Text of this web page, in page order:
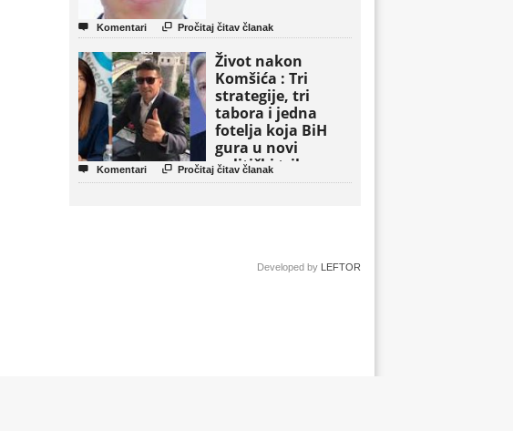
 Komentari  Pročitaj čitav članak
Život nakon
Komšića : Tri
strategije, tri
tabora i jedna
fotelja koja BiH
gura u novi
politički triler
 Komentari  Pročitaj čitav članak
Developed by LEFTOR